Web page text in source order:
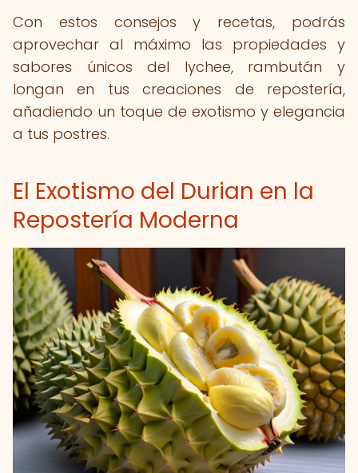
Con estos consejos y recetas, podrás
aprovechar al máximo las propiedades y
sabores únicos del lychee, rambután y
longan en tus creaciones de repostería,
añadiendo un toque de exotismo y elegancia
a tus postres.
El Exotismo del Durian en la
Repostería Moderna